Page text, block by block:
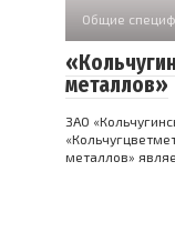
Общие
металлов»
ЗАО
металлов»